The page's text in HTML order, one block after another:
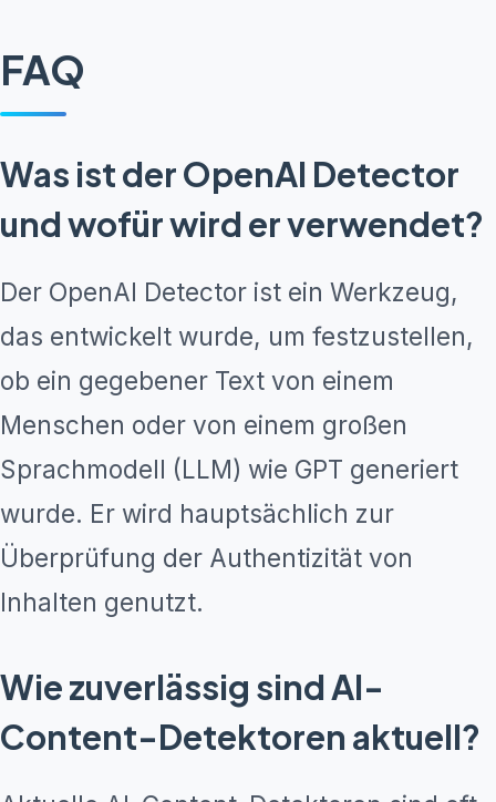
FAQ
Was ist der OpenAI Detector
und wofür wird er verwendet?
Der OpenAI Detector ist ein Werkzeug,
das entwickelt wurde, um festzustellen,
ob ein gegebener Text von einem
Menschen oder von einem großen
Sprachmodell (LLM) wie GPT generiert
wurde. Er wird hauptsächlich zur
Überprüfung der Authentizität von
Inhalten genutzt.
Wie zuverlässig sind AI-
Content-Detektoren aktuell?